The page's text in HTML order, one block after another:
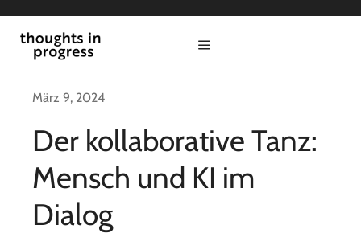
Inhalt
springen
Toggle
politik
kultur
März 9, 2024
Der kollaborative Tanz:
Mensch und KI im
Dialog